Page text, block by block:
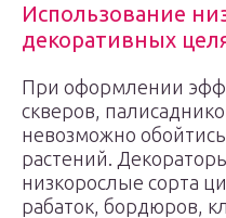
Использование
декоративных
При оформлении
скверов,
невозможно
растений.
низкорослые сорта
рабаток, бордюров,